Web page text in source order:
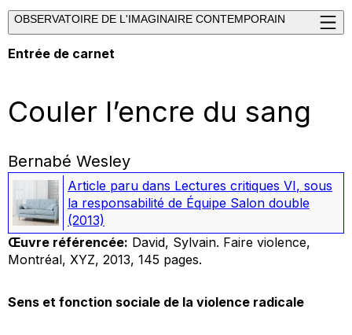
OBSERVATOIRE DE L'IMAGINAIRE CONTEMPORAIN
Entrée de carnet
Couler l’encre du sang
Bernabé Wesley
Article paru dans Lectures critiques VI, sous
la responsabilité de Équipe Salon double
(2013)
Œuvre référencée: David, Sylvain. Faire violence,
Montréal, XYZ, 2013, 145 pages.
Sens et fonction sociale de la violence radicale